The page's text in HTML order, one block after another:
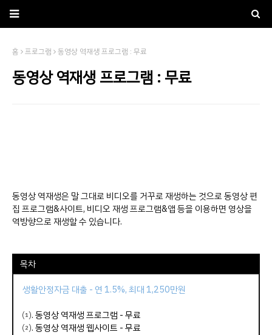
홈 프로그램 동영상 역재생 프로그램 : 무료
동영상 역재생 프로그램 : 무료
동영상 역재생은 말 그대로 비디오를 거꾸로 재생하는 것으로 동영상 편
집 프로그램&사이트, 비디오 재생 프로그램&앱 등을 이용하면 영상을
역방향으로 재생할 수 있습니다.
목차
생활안정자금 대출 - 연 1.5%, 최대 1,250만원
⑴.동영상 역재생 프로그램 - 무료
⑵.동영상 역재생 웹사이트 - 무료